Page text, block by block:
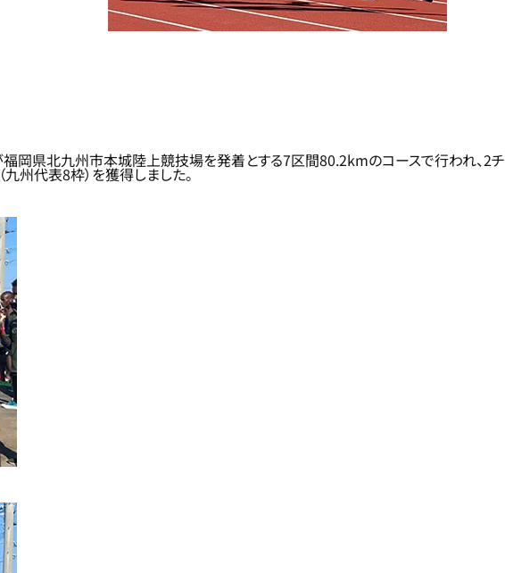
岡県北九州市本城陸上競技場を発着とする7区間80.2kmのコースで行われ、2チ
州代表8枠）を獲得しました。